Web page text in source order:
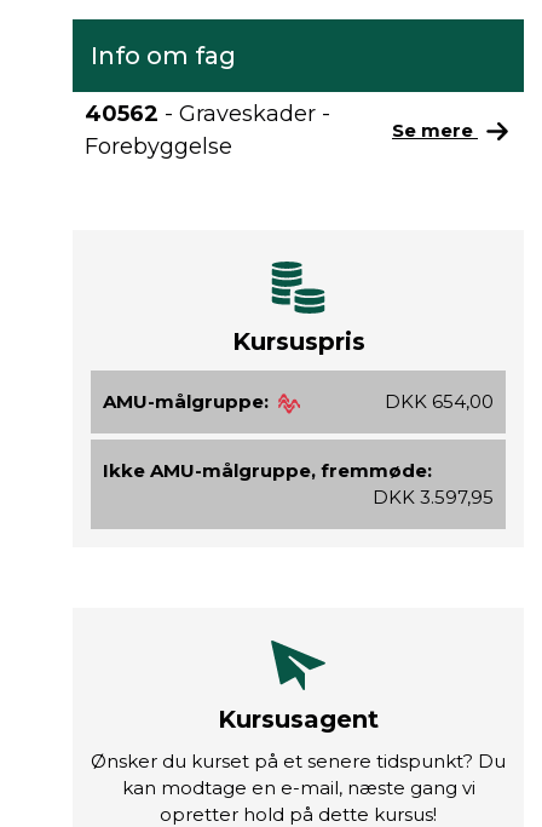
Info om fag
40562 - Graveskader -
Forebyggelse
Se mere
Kursuspris
AMU-målgruppe: DKK 654,00
Ikke AMU-målgruppe, fremmøde:
DKK 3.597,95
Kursusagent
Ønsker du kurset på et senere tidspunkt? Du
kan modtage en e-mail, næste gang vi
opretter hold på dette kursus!